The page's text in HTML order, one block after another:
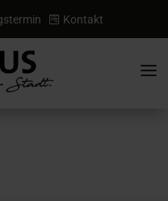
 Kontakt
a